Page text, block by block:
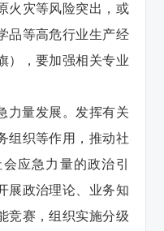
火灾等风险突出，或
品等高危行业生产经
），要加强相关专业
力量发展。发挥有关
组织等作用，推动社
应急力量的政治引
展政治理论、业务知
竞赛，组织实施分级